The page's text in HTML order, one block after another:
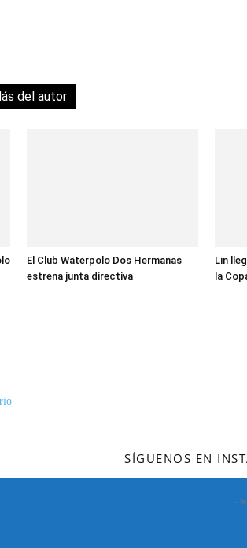
del autor
El Club Waterpolo Dos Hermanas
estrena junta directiva
Lin
la
SÍGUENOS EN
-